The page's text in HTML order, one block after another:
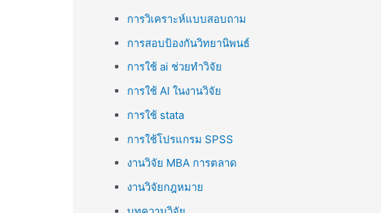
การวิเคราะห์แบบสอบถาม
การสอบป้องกันวิทยานิพนธ์
การใช้ ai ช่วยทำวิจัย
การใช้ AI ในงานวิจัย
การใช้ stata
การใช้โปรแกรม SPSS
งานวิจัย MBA การตลาด
งานวิจัยกฎหมาย